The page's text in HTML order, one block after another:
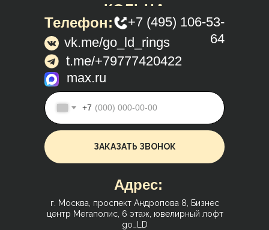
КОЛЬЦА
Телефон:
+7 (495) 106-53-
64
vk.me/go_ld_rings
Адрес:
г. Москва, проспект Андропова 8, Бизнес
центр Мегаполис, 6 этаж, ювелирный лофт
go_LD
t.me/+79777420422
max.ru
+7
ЗАКАЗАТЬ ЗВОНОК